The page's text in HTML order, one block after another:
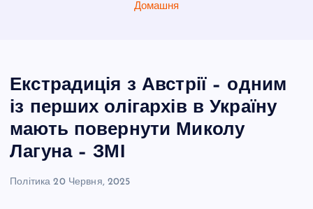
Домашня
Екстрадиція з Австрії – одним
із перших олігархів в Україну
мають повернути Миколу
Лагуна – ЗМІ
Політика 20 Червня, 2025